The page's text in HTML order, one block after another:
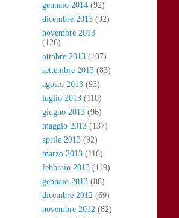
gennaio 2014 (92)
dicembre 2013 (92)
novembre 2013
(126)
ottobre 2013 (107)
settembre 2013 (83)
agosto 2013 (93)
luglio 2013 (110)
giugno 2013 (96)
maggio 2013 (137)
aprile 2013 (92)
marzo 2013 (116)
febbraio 2013 (119)
gennaio 2013 (88)
dicembre 2012 (69)
novembre 2012 (82)